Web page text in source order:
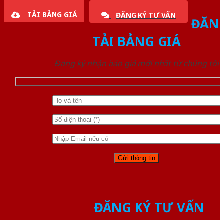
TẢI BẢNG GIÁ ĐĂNG KÝ TƯ VẤN
TẢI BẢNG GIÁ
Đăng ký nhận báo giá mới nhất từ chúng tôi
ĐĂNG KÝ TƯ VẤN